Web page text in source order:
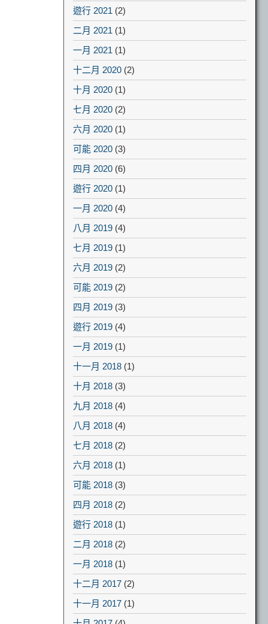
遊行 2021 (2)
二月 2021 (1)
一月 2021 (1)
十二月 2020 (2)
十月 2020 (1)
七月 2020 (2)
六月 2020 (1)
可能 2020 (3)
四月 2020 (6)
遊行 2020 (1)
一月 2020 (4)
八月 2019 (4)
七月 2019 (1)
六月 2019 (2)
可能 2019 (2)
四月 2019 (3)
遊行 2019 (4)
一月 2019 (1)
十一月 2018 (1)
十月 2018 (3)
九月 2018 (4)
八月 2018 (4)
七月 2018 (2)
六月 2018 (1)
可能 2018 (3)
四月 2018 (2)
遊行 2018 (1)
二月 2018 (2)
一月 2018 (1)
十二月 2017 (2)
十一月 2017 (1)